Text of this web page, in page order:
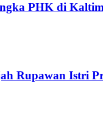
PHK di
Rupawan Istri